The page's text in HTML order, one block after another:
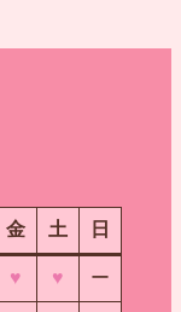
金 土 日
♥ ♥ ー